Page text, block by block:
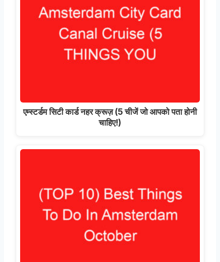
एम्स्टर्डम सिटी कार्ड नहर क्रूज़ (5 चीजें जो आपको पता होनी
चाहिए!)